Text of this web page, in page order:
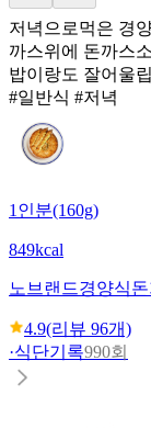
저녁으로먹은 경
까스위에 돈까스
밥이랑도 잘어울
#일반식 #저녁
1인분(160g)
849kcal
노브랜드경양식
4.9(리뷰 96개)
·식단기록990회